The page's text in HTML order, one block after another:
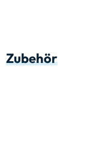
Zubehör